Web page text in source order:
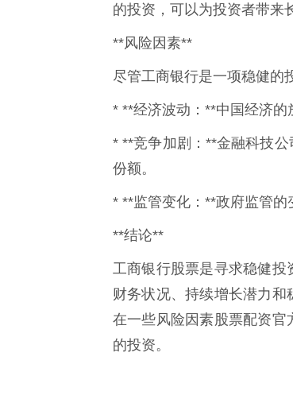
的投资，可以为投资者带来
**风险因素**
尽管工商银行是一项稳健的
* **经济波动：**中国经济的
* **竞争加剧：**金融科技
份额。
* **监管变化：**政府监管的
**结论**
工商银行股票是寻求稳健
财务状况、持续增长潜力
在一些风险因素股票配资官
的投资。